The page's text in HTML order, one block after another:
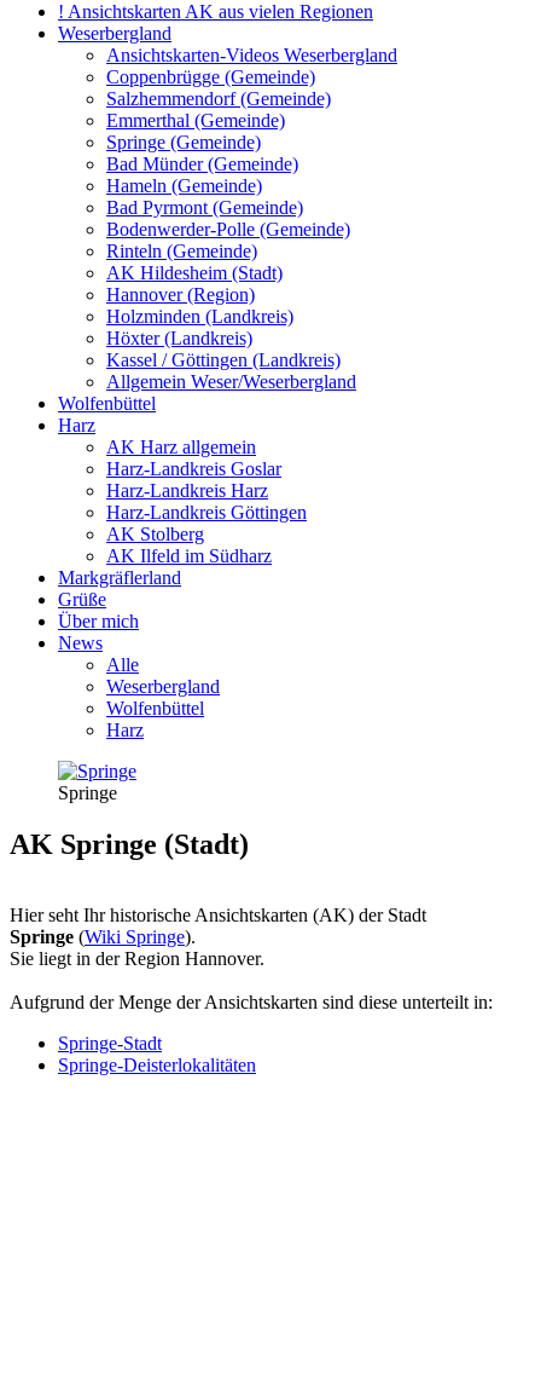
! Ansichtskarten AK aus vielen Regionen
Weserbergland
Ansichtskarten-Videos Weserbergland
Coppenbrügge (Gemeinde)
Salzhemmendorf (Gemeinde)
Emmerthal (Gemeinde)
Springe (Gemeinde)
Bad Münder (Gemeinde)
Hameln (Gemeinde)
Bad Pyrmont (Gemeinde)
Bodenwerder-Polle (Gemeinde)
Rinteln (Gemeinde)
AK Hildesheim (Stadt)
Hannover (Region)
Holzminden (Landkreis)
Höxter (Landkreis)
Kassel / Göttingen (Landkreis)
Allgemein Weser/Weserbergland
Wolfenbüttel
Harz
AK Harz allgemein
Harz-Landkreis Goslar
Harz-Landkreis Harz
Harz-Landkreis Göttingen
AK Stolberg
AK Ilfeld im Südharz
Markgräflerland
Grüße
Über mich
News
Alle
Weserbergland
Wolfenbüttel
Harz
Springe
AK Springe (Stadt)
Hier seht Ihr historische Ansichtskarten (AK) der Stadt
Springe (Wiki Springe).
Sie liegt in der Region Hannover.
Aufgrund der Menge der Ansichtskarten sind diese unterteilt in:
Springe-Stadt
Springe-Deisterlokalitäten